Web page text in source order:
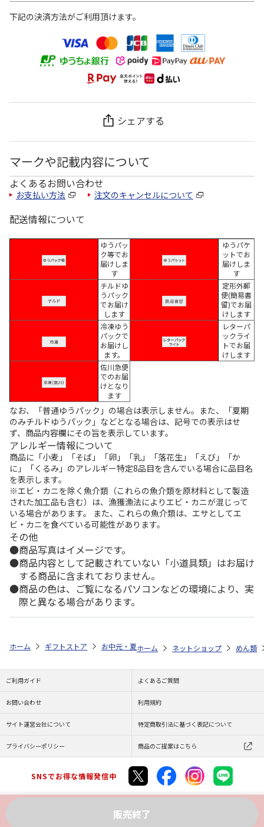
下記の決済方法がご利用頂けます。
シェアする
マークや記載内容について
よくあるお問い合わせ
お支払い方法 注文のキャンセルについて
配送情報について
ゆうパッ
ク等でお
届けしま
す
ゆうパケ
ットでお
届けしま
す
チルドゆ
うパック
でお届け
します
定形外郵
便(簡易書
留)でお届
けします
冷凍ゆう
パックで
お届けし
ます。
レターパ
ックライ
トでお届
けします
佐川急便
でのお届
けとなり
ます
なお、「普通ゆうパック」の場合は表示しません。また、「夏期
のみチルドゆうパック」などとなる場合は、記号での表示はせ
ず、商品内容欄にその旨を表示しています。
アレルギー情報について
商品に「小麦」「そば」「卵」「乳」「落花生」「えび」「か
に」「くるみ」のアレルギー特定8品目を含んでいる場合に品目名
を表示します。
※エビ・カニを除く魚介類（これらの魚介類を原材料として製造
された加工品も含む）は、漁獲漁法によりエビ・カニが混じって
いる場合があります。 また、これらの魚介類は、エサとしてエ
ビ・カニを食べている可能性があります。
その他
商品写真はイメージです。
商品内容として記載されていない「小道具類」はお届け
する商品に含まれておりません。
商品の色は、ご覧になるパソコンなどの環境により、実
際と異なる場合があります。
販売終了
ホーム ギフトストア お中元・夏ギフト特集 2026 ゆうゆうギフト
ホーム ネットショップ めん類
ご利用ガイド よくあるご質問
お問い合わせ 利用規約
サイト運営会社について 特定商取引法に基づく表記について
プライバシーポリシー 商品のご提案はこちら
SNSでお得な情報発信中